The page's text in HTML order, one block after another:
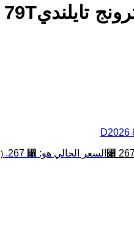
⃁ السعر الحالي هو: ⃁ 267.